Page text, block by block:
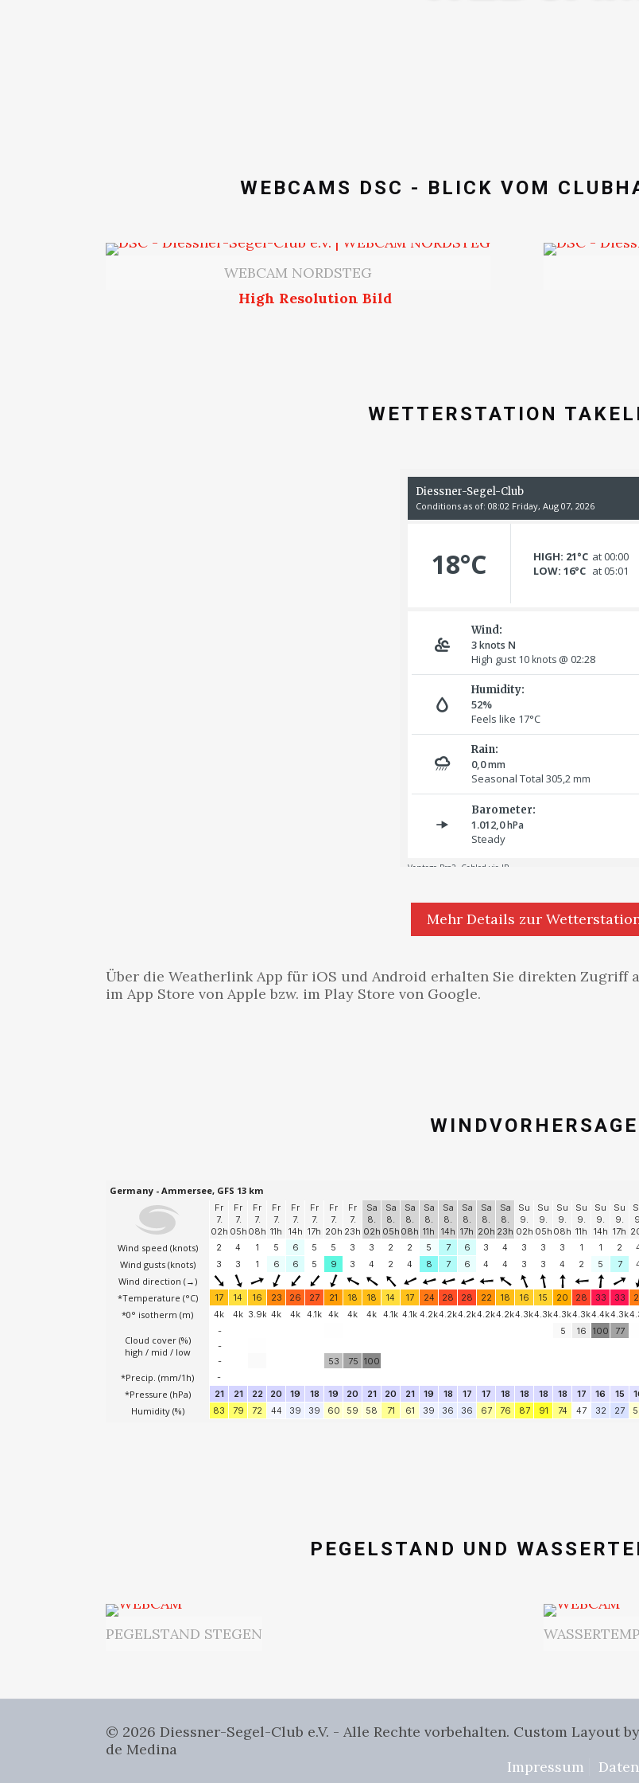
WEBCAMS DSC - BLICK VOM
WEBCAM NORDSTEG
High Resolution Bild
WETTERSTATION
Mehr Details zur
Über die Weatherlink App für iOS und Android erhalten Sie direkten Zugriff
im App Store von Apple bzw. im Play Store von Google.
WINDVORHERSAGE
PEGELSTAND UND
PEGELSTAND STEGEN
© 2026 Diessner-Segel-Club e.V. - Alle Rechte vorbehalten. Custom Layout by
de Medina
Impressum